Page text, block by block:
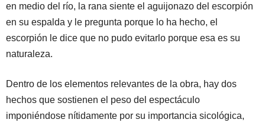
en medio del río, la rana siente el aguijonazo del escorpión
en su espalda y le pregunta porque lo ha hecho, el
escorpión le dice que no pudo evitarlo porque esa es su
naturaleza.
Dentro de los elementos relevantes de la obra, hay dos
hechos que sostienen el peso del espectáculo
imponiéndose nítidamente por su importancia sicológica,